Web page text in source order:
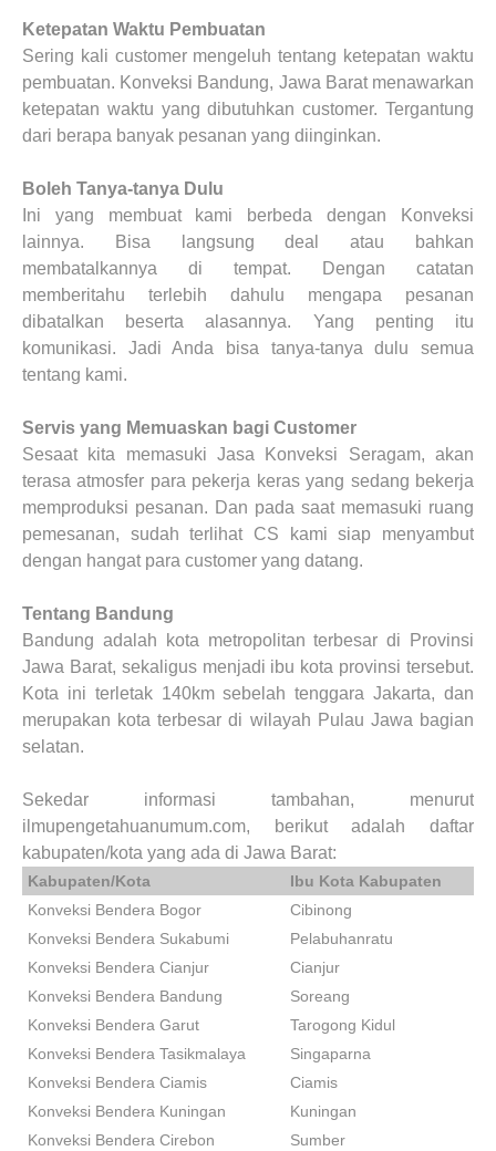
Ketepatan Waktu Pembuatan
Sering kali customer mengeluh tentang ketepatan waktu
pembuatan. Konveksi Bandung, Jawa Barat menawarkan
ketepatan waktu yang dibutuhkan customer. Tergantung
dari berapa banyak pesanan yang diinginkan.
Boleh Tanya-tanya Dulu
Ini yang membuat kami berbeda dengan Konveksi
lainnya. Bisa langsung deal atau bahkan
membatalkannya di tempat. Dengan catatan
memberitahu terlebih dahulu mengapa pesanan
dibatalkan beserta alasannya. Yang penting itu
komunikasi. Jadi Anda bisa tanya-tanya dulu semua
tentang kami.
Servis yang Memuaskan bagi Customer
Sesaat kita memasuki Jasa Konveksi Seragam, akan
terasa atmosfer para pekerja keras yang sedang bekerja
memproduksi pesanan. Dan pada saat memasuki ruang
pemesanan, sudah terlihat CS kami siap menyambut
dengan hangat para customer yang datang.
Tentang Bandung
Bandung adalah kota metropolitan terbesar di Provinsi
Jawa Barat, sekaligus menjadi ibu kota provinsi tersebut.
Kota ini terletak 140km sebelah tenggara Jakarta, dan
merupakan kota terbesar di wilayah Pulau Jawa bagian
selatan.
Sekedar informasi tambahan, menurut
ilmupengetahuanumum.com, berikut adalah daftar
kabupaten/kota yang ada di Jawa Barat:
Kabupaten/Kota
Ibu Kota Kabupaten
Konveksi Bendera Bogor
Cibinong
Konveksi Bendera Sukabumi
Pelabuhanratu
Konveksi Bendera Cianjur
Cianjur
Konveksi Bendera Bandung
Soreang
Konveksi Bendera Garut
Tarogong Kidul
Konveksi Bendera Tasikmalaya
Singaparna
Konveksi Bendera Ciamis
Ciamis
Konveksi Bendera Kuningan
Kuningan
Konveksi Bendera Cirebon
Sumber